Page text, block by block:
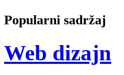
Popularni sadržaj
Web dizajn